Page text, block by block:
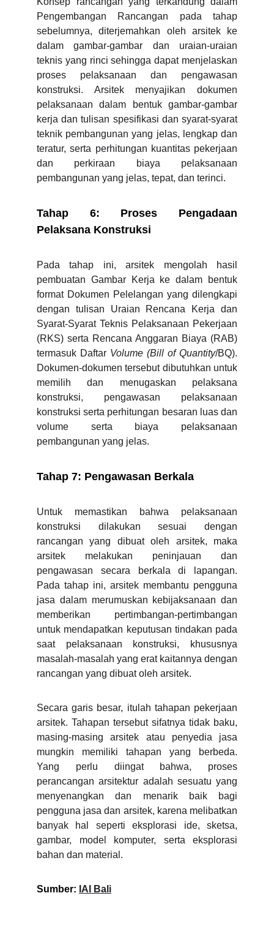
Pengembangan Rancangan pada tahap
sebelumnya, diterjemahkan oleh arsitek ke
dalam gambar-gambar dan uraian-uraian
teknis yang rinci sehingga dapat menjelaskan
proses pelaksanaan dan pengawasan
konstruksi. Arsitek menyajikan dokumen
pelaksanaan dalam bentuk gambar-gambar
kerja dan tulisan spesifikasi dan syarat-syarat
teknik pembangunan yang jelas, lengkap dan
teratur, serta perhitungan kuantitas pekerjaan
dan perkiraan biaya pelaksanaan
pembangunan yang jelas, tepat, dan terinci.
Tahap 6: Proses Pengadaan
Pelaksana Konstruksi
Pada tahap ini, arsitek mengolah hasil
pembuatan Gambar Kerja ke dalam bentuk
format Dokumen Pelelangan yang dilengkapi
dengan tulisan Uraian Rencana Kerja dan
Syarat-Syarat Teknis Pelaksanaan Pekerjaan
(RKS) serta Rencana Anggaran Biaya (RAB)
termasuk Daftar Volume (Bill of Quantity/BQ).
Dokumen-dokumen tersebut dibutuhkan untuk
memilih dan menugaskan pelaksana
konstruksi, pengawasan pelaksanaan
konstruksi serta perhitungan besaran luas dan
volume serta biaya pelaksanaan
pembangunan yang jelas.
Tahap 7: Pengawasan Berkala
Untuk memastikan bahwa pelaksanaan
konstruksi dilakukan sesuai dengan
rancangan yang dibuat oleh arsitek, maka
arsitek melakukan peninjauan dan
pengawasan secara berkala di lapangan.
Pada tahap ini, arsitek membantu pengguna
jasa dalam merumuskan kebijaksanaan dan
memberikan pertimbangan-pertimbangan
untuk mendapatkan keputusan tindakan pada
saat pelaksanaan konstruksi, khususnya
masalah-masalah yang erat kaitannya dengan
rancangan yang dibuat oleh arsitek.
Secara garis besar, itulah tahapan pekerjaan
arsitek. Tahapan tersebut sifatnya tidak baku,
masing-masing arsitek atau penyedia jasa
mungkin memiliki tahapan yang berbeda.
Yang perlu diingat bahwa, proses
perancangan arsitektur adalah sesuatu yang
menyenangkan dan menarik baik bagi
pengguna jasa dan arsitek, karena melibatkan
banyak hal seperti eksplorasi ide, sketsa,
gambar, model komputer, serta eksplorasi
bahan dan material.
Sumber: IAI Bali